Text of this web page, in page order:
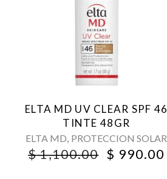
CURRENT
PRICE
ELTA MD UV CLEAR SPF 46
TINTE 48GR
ELTA MD, PROTECCION SOLAR
$1,100.00 ORIGINAL
PRICE
$ 990.00